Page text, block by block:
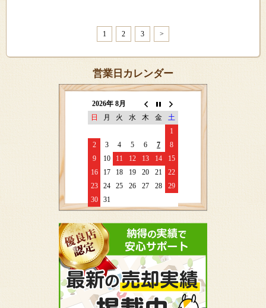
1 2 3 >
営業日カレンダー
2026年 8月
日
月 火 水 木 金
土
1
2
3 4 5 6 7
8
9
10 11 12 13 14
15
16
17 18 19 20 21
22
23
24 25 26 27 28
29
30
31